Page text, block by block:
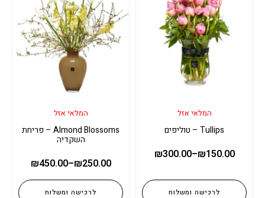
המלאי אזל
Tullips – טוליפים
₪150.00
–
₪300.00
לרכישה ומשלוח
המלאי אזל
Almond Blossoms – פריחת
השקדיה
₪250.00
–
₪450.00
לרכישה ומשלוח